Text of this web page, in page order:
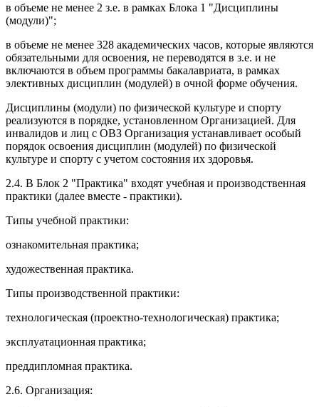
в объеме не менее 2 з.е. в рамках Блока 1 "Дисциплины
(модули)";
в объеме не менее 328 академических часов, которые являются
обязательными для освоения, не переводятся в з.е. и не
включаются в объем программы бакалавриата, в рамках
элективных дисциплин (модулей) в очной форме обучения.
Дисциплины (модули) по физической культуре и спорту
реализуются в порядке, установленном Организацией. Для
инвалидов и лиц с ОВЗ Организация устанавливает особый
порядок освоения дисциплин (модулей) по физической
культуре и спорту с учетом состояния их здоровья.
2.4. В Блок 2 "Практика" входят учебная и производственная
практики (далее вместе - практики).
Типы учебной практики:
ознакомительная практика;
художественная практика.
Типы производственной практики:
технологическая (проектно-технологическая) практика;
эксплуатационная практика;
преддипломная практика.
2.6. Организация: